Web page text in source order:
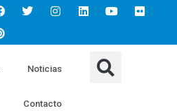
Noticias
Contacto